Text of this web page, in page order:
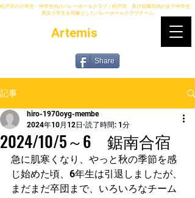
Artemis
Share
松戸市の小学生・中学生向けバレーボールクラブ｜松戸市、及び近隣市内の女子中学生、
男女小学生を対象としたバレーボールクラブチーム
記事
2024/10/5～6 鋸南合宿
hiro-1970oyg-membe
2024年10月12日 読了時間: 1分
急に肌寒くなり、やっと秋の季節を感
じ始めた頃、6年生は引退しましたが、
まだまだ卒団まで、いろいろなチーム